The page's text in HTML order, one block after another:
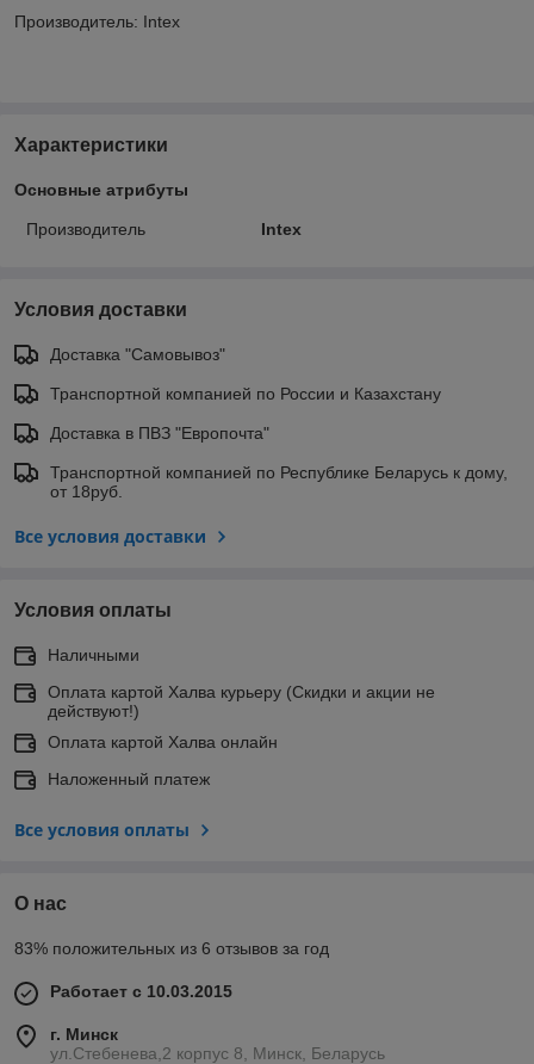
Производитель: Intex
Характеристики
Основные атрибуты
Производитель Intex
Условия доставки
Доставка "Самовывоз"
Транспортной компанией по России и Казахстану
Доставка в ПВЗ "Европочта"
Транспортной компанией по Республике Беларусь к дому,
от 18руб.
Все условия доставки
Условия оплаты
Наличными
Оплата картой Халва курьеру (Скидки и акции не
действуют!)
Оплата картой Халва онлайн
Наложенный платеж
Все условия оплаты
О нас
83% положительных из 6 отзывов за год
Работает с 10.03.2015
г. Минск
ул.Стебенева,2 корпус 8, Минск, Беларусь